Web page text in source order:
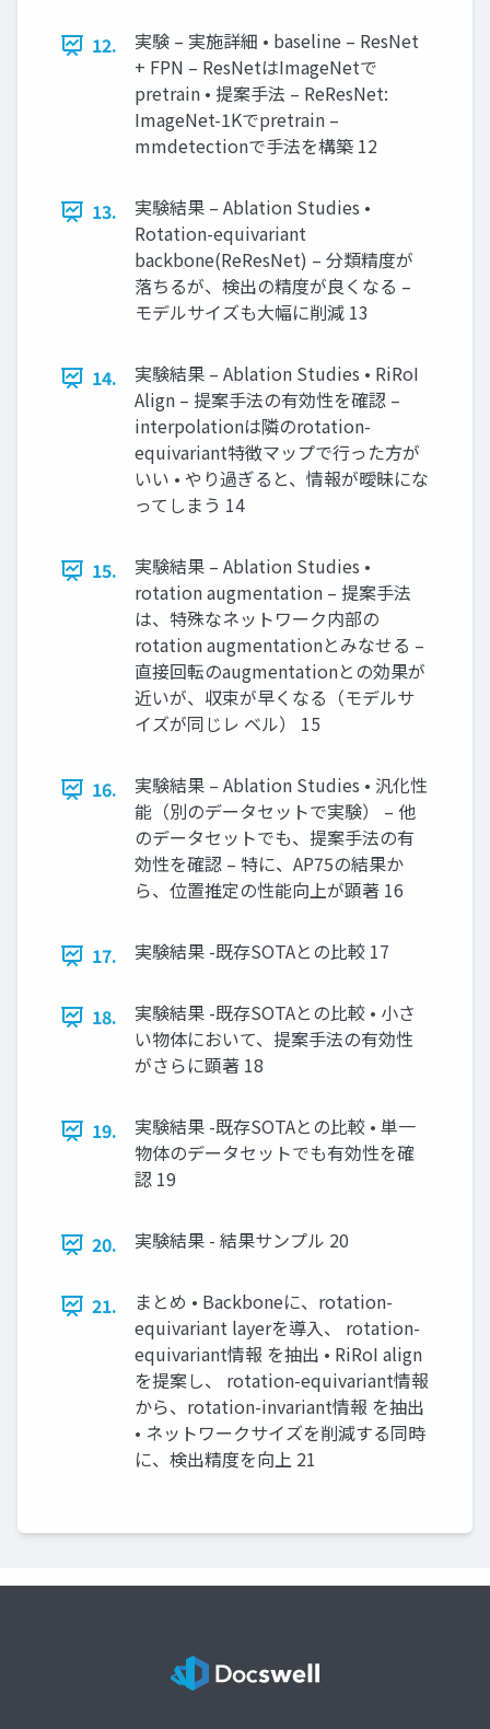
12.
実験 – 実施詳細 • baseline – ResNet
+ FPN – ResNetはImageNetで
pretrain • 提案手法 – ReResNet:
ImageNet-1Kでpretrain –
mmdetectionで手法を構築 12
13.
実験結果 – Ablation Studies •
Rotation-equivariant
backbone(ReResNet) – 分類精度が
落ちるが、検出の精度が良くなる –
モデルサイズも大幅に削減 13
14.
実験結果 – Ablation Studies • RiRoI
Align – 提案手法の有効性を確認 –
interpolationは隣のrotation-
equivariant特徴マップで行った方が
いい • やり過ぎると、情報が曖昧にな
ってしまう 14
15.
実験結果 – Ablation Studies •
rotation augmentation – 提案手法
は、特殊なネットワーク内部の
rotation augmentationとみなせる –
直接回転のaugmentationとの効果が
近いが、収束が早くなる（モデルサ
イズが同じレ ベル） 15
16.
実験結果 – Ablation Studies • 汎化性
能（別のデータセットで実験） – 他
のデータセットでも、提案手法の有
効性を確認 – 特に、AP75の結果か
ら、位置推定の性能向上が顕著 16
17. 実験結果 -既存SOTAとの比較 17
18.
実験結果 -既存SOTAとの比較 • 小さ
い物体において、提案手法の有効性
がさらに顕著 18
19.
実験結果 -既存SOTAとの比較 • 単一
物体のデータセットでも有効性を確
認 19
20. 実験結果 - 結果サンプル 20
21.
まとめ • Backboneに、rotation-
equivariant layerを導入、 rotation-
equivariant情報 を抽出 • RiRoI align
を提案し、 rotation-equivariant情報
から、rotation-invariant情報 を抽出
• ネットワークサイズを削減する同時
に、検出精度を向上 21